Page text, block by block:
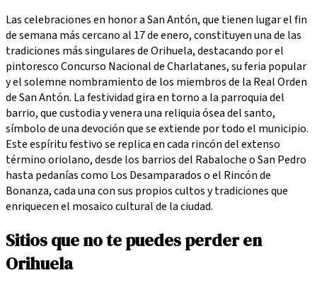
Las celebraciones en honor a San Antón, que tienen lugar el fin
de semana más cercano al 17 de enero, constituyen una de las
tradiciones más singulares de Orihuela, destacando por el
pintoresco Concurso Nacional de Charlatanes, su feria popular
y el solemne nombramiento de los miembros de la Real Orden
de San Antón. La festividad gira en torno a la parroquia del
barrio, que custodia y venera una reliquia ósea del santo,
símbolo de una devoción que se extiende por todo el municipio.
Este espíritu festivo se replica en cada rincón del extenso
término oriolano, desde los barrios del Rabaloche o San Pedro
hasta pedanías como Los Desamparados o el Rincón de
Bonanza, cada una con sus propios cultos y tradiciones que
enriquecen el mosaico cultural de la ciudad.
Sitios que no te puedes perder en
Orihuela